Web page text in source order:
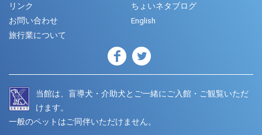
リンク
ちょいネタブログ
お問い合わせ
English
旅行業について
当館は、盲導犬・介助犬とご一緒にご入館・ご観覧いただ
けます。
一般のペットはご同伴いただけません。